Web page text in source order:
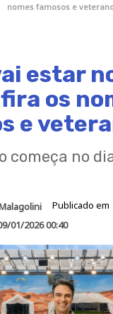
nomes famosos e
estar
os
e
começa no
Publicado em
01/2026 00:40